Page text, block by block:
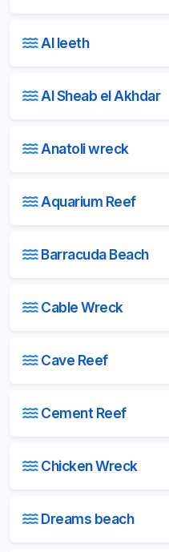
Al leeth
Al Sheab el Akhdar
Anatoli wreck
Aquarium Reef
Barracuda Beach
Cable Wreck
Cave Reef
Cement Reef
Chicken Wreck
Dreams beach